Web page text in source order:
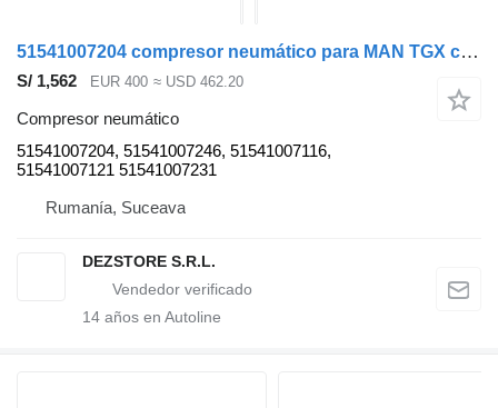
51541007204 compresor neumático para MAN TGX cabeza tractora
S/ 1,562 EUR 400 ≈ USD 462.20
Compresor neumático
51541007204, 51541007246, 51541007116,
51541007121 51541007231
Rumanía, Suceava
DEZSTORE S.R.L.
14 años en Autoline